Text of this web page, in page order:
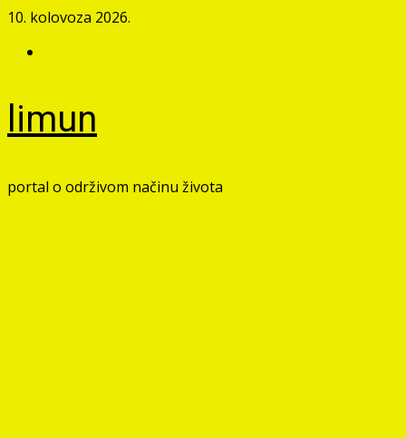
Skip
content
10. kolovoza 2026.
limun
portal o održivom načinu života